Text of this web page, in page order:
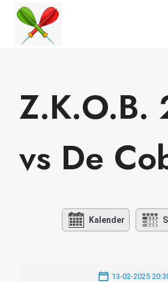
Doorgaan
naar
inhoud
Z.K.O.B.
vs De
Kalender
13-02-2025